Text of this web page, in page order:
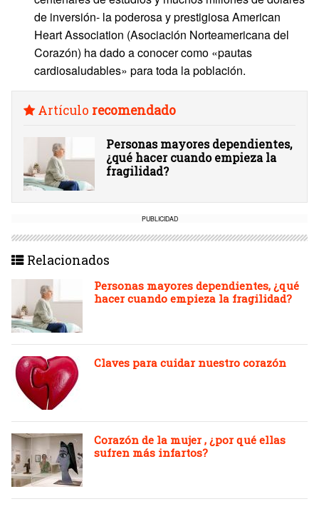
de inversión- la poderosa y prestigiosa American
Heart Association (Asociación Norteamericana del
Corazón) ha dado a conocer como «pautas
cardiosaludables» para toda la población.
Artículo recomendado
Personas mayores dependientes,
¿qué hacer cuando empieza la
fragilidad?
PUBLICIDAD
Relacionados
Personas mayores dependientes, ¿qué
hacer cuando empieza la fragilidad?
Claves para cuidar nuestro corazón
Corazón de la mujer , ¿por qué ellas
sufren más infartos?